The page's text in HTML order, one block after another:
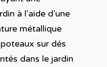
à l’aide d’une
métallique
sur dés
dans le jardin